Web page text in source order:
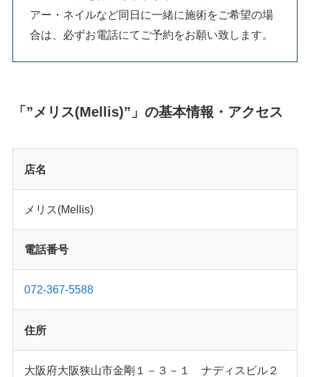
アー・ネイルなど同日に一緒に施術をご希望の場
合は、必ずお電話にてご予約をお願い致します。
「”メリス(Mellis)”」の基本情報・アクセス
店名
メリス(Mellis)
電話番号
072-367-5588
住所
大阪府大阪狭山市金剛１－３－１ ナディスビル２